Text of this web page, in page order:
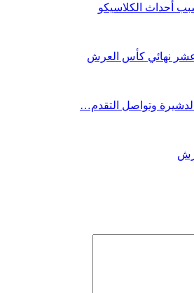
أحداث الكلاسيكو
نهائي كأس العرش
وتواصل التقدم…